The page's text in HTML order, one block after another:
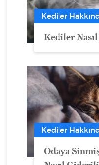
Kediler
Kediler
Kediler
Odaya